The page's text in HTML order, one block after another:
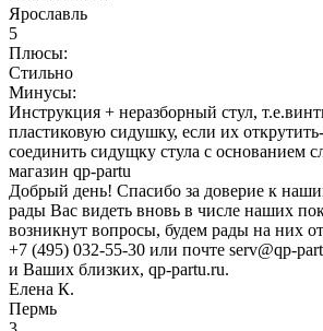
Ярославль
5
Плюсы:
Стильно
Минусы:
Инструкция + неразборный стул,
пластиковую сидушку, если их
соединить сидущку стула с основанием
магазин qp-partu
Добрый день! Спасибо за доверие к
рады Вас видеть вновь в числе наших
возникнут вопросы, будем рады на них
+7 (495) 032-55-30 или почте serv@qp-
и Ваших близких, qp-partu.ru.
Елена К.
Пермь